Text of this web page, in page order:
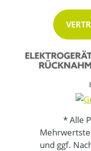
* Alle
und ggf.